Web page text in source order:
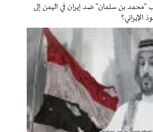
بن سلمان" ضد إيران في اليمن إلى
الإيراني؟